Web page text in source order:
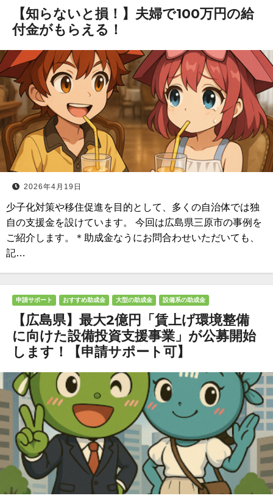
【知らないと損！】夫婦で100万円の給
付金がもらえる！
2026年4月19日
少子化対策や移住促進を目的として、多くの自治体では独
自の支援金を設けています。 今回は広島県三原市の事例を
ご紹介します。＊助成金なうにお問合わせいただいても、
記…
申請サポート おすすめ助成金 大型の助成金 設備系の助成金
【広島県】最大2億円「賃上げ環境整備
に向けた設備投資支援事業」が公募開始
します！【申請サポート可】